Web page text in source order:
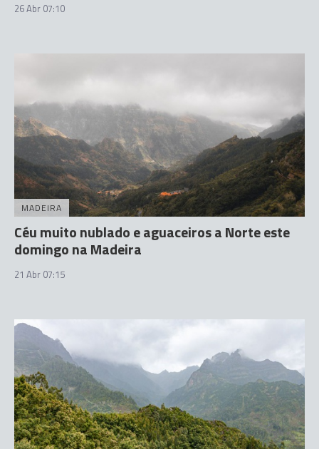
26 Abr 07:10
MADEIRA
Céu muito nublado e aguaceiros a Norte este
domingo na Madeira
21 Abr 07:15